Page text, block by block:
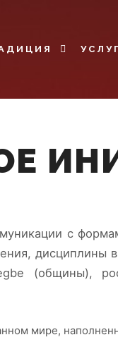
с
дисциплины
(общины),
мире,